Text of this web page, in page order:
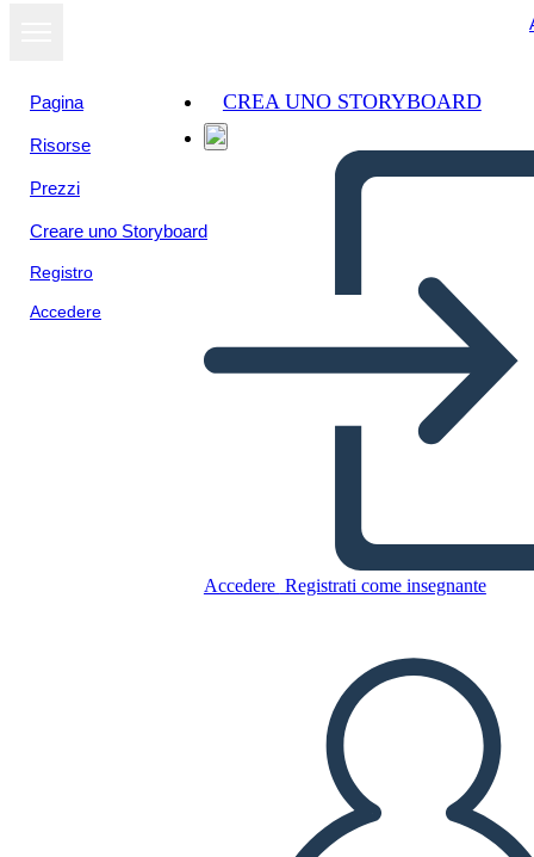
Pagina
Risorse
Prezzi
Creare uno Storyboard
Registro
Accedere
CREA UNO STORYBOARD
Accedere Registrati come insegnante
Poster direzionale con frecce
Copia questo Storyboard
CREARE UNO STORYBOARD